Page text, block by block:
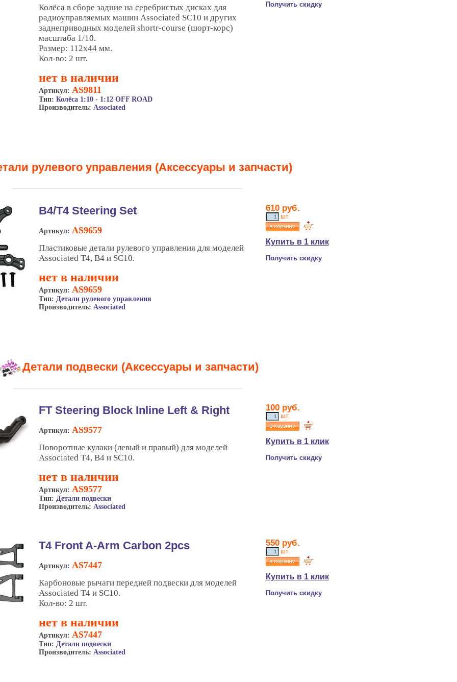
Колёса в сборе задние на серебристых дисках для
радиоуправляемых машин Associated SC10 и других
заднеприводных моделей shortr-course (шорт-корс)
масштаба 1/10.
Размер: 112x44 мм.
Кол-во: 2 шт.
нет в наличии
Артикул: AS9811
Тип: Колёса 1:10 - 1:12 OFF ROAD
Производитель: Associated
Получить скидку
рулевого управления (Аксессуары и запчасти)
B4/T4 Steering Set
Артикул: AS9659
Пластиковые детали рулевого управления для моделей
Associated T4, B4 и SC10.
нет в наличии
Артикул: AS9659
Тип: Детали рулевого управления
Производитель: Associated
610 руб.
шт.
Купить в 1 клик
Получить скидку
Детали подвески (Аксессуары и запчасти)
FT Steering Block Inline Left & Right
Артикул: AS9577
Поворотные кулаки (левый и правый) для моделей
Associated T4, B4 и SC10.
нет в наличии
Артикул: AS9577
Тип: Детали подвески
Производитель: Associated
100 руб.
шт.
Купить в 1 клик
Получить скидку
T4 Front A-Arm Carbon 2pcs
Артикул: AS7447
Карбоновые рычаги передней подвески для моделей
Associated T4 и SC10.
Кол-во: 2 шт.
нет в наличии
Артикул: AS7447
Тип: Детали подвески
Производитель: Associated
550 руб.
шт.
Купить в 1 клик
Получить скидку